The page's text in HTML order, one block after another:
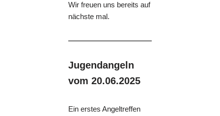
Wir freuen uns bereits auf
nächste mal.
Jugendangeln
vom 20.06.2025
Ein erstes Angeltreffen